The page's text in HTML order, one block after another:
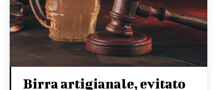
Birra artigianale, evitato